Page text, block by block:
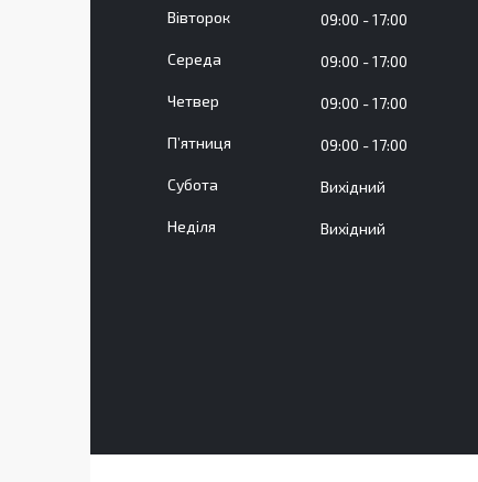
Вівторок 09:00 17:00
Середа 09:00 17:00
Четвер 09:00 17:00
Пʼятниця 09:00 17:00
Субота Вихідний
Неділя Вихідний